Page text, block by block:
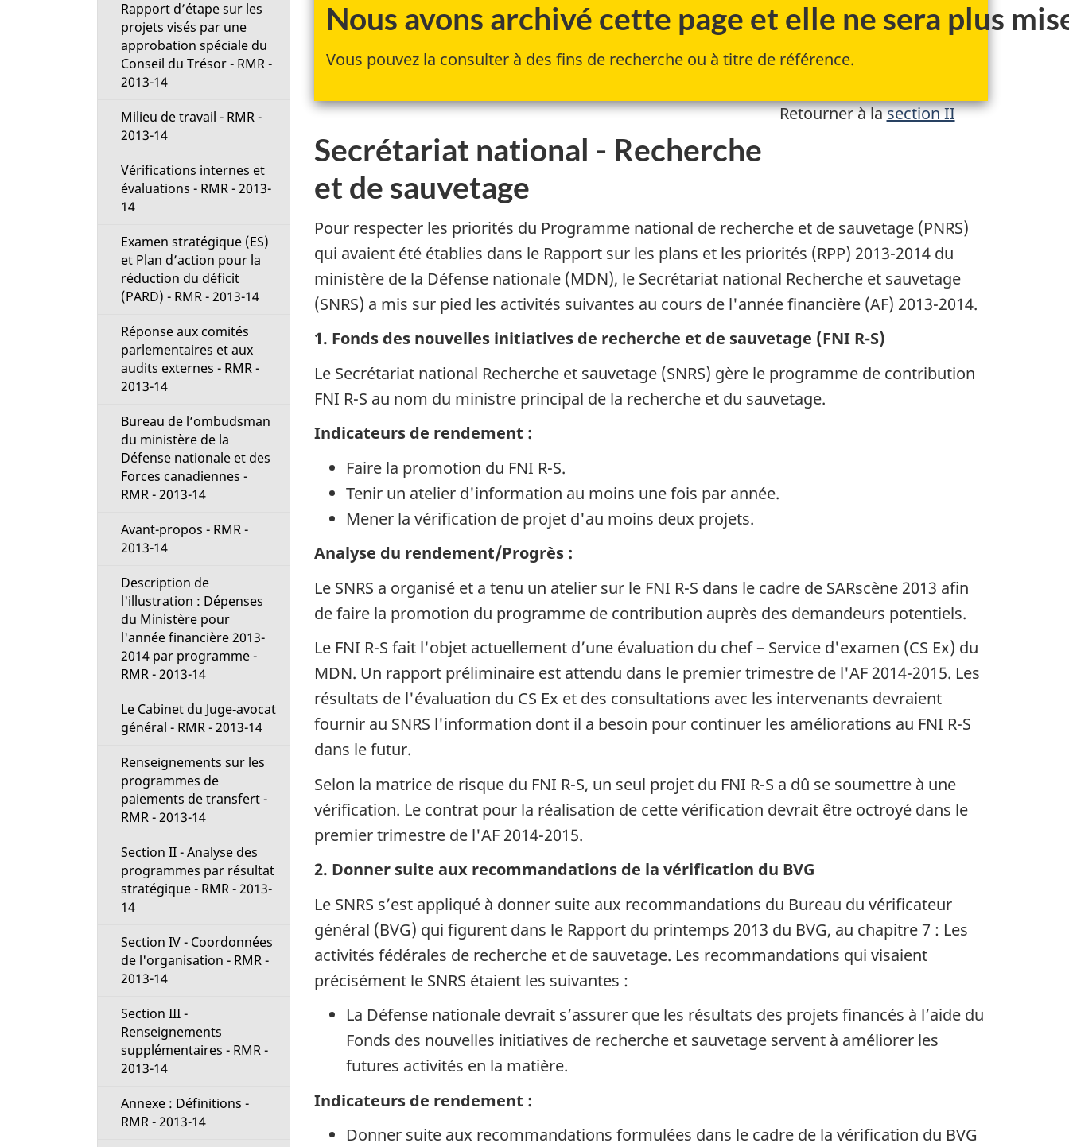
Nous avons archivé cette page et elle ne sera plus
Vous pouvez la consulter à des fins de recherche ou à titre de référence.
Retourner à lasection II
Secrétariat national - Recherche
et de sauvetage
Pour respecter les priorités du Programme national de recherche et de sauvetage (PNRS)
qui avaient été établies dans le Rapport sur les plans et les priorités (RPP) 2013-2014 du
ministère de la Défense nationale (MDN), le Secrétariat national Recherche et sauvetage
(SNRS) a mis sur pied les activités suivantes au cours de l'année financière (AF) 2013-2014.
1. Fonds des nouvelles initiatives de recherche et de sauvetage (FNI R-S)
Le Secrétariat national Recherche et sauvetage (SNRS) gère le programme de contribution
FNI R-S au nom du ministre principal de la recherche et du sauvetage.
Indicateurs de rendement :
Faire la promotion du FNI R-S.
Tenir un atelier d'information au moins une fois par année.
Mener la vérification de projet d'au moins deux projets.
Analyse du rendement/Progrès :
Le SNRS a organisé et a tenu un atelier sur le FNI R-S dans le cadre de SARscène 2013 afin
de faire la promotion du programme de contribution auprès des demandeurs potentiels.
Le FNI R-S fait l'objet actuellement d’une évaluation du chef – Service d'examen (CS Ex) du
MDN. Un rapport préliminaire est attendu dans le premier trimestre de l'AF 2014-2015. Les
résultats de l'évaluation du CS Ex et des consultations avec les intervenants devraient
fournir au SNRS l'information dont il a besoin pour continuer les améliorations au FNI R-S
dans le futur.
Selon la matrice de risque du FNI R-S, un seul projet du FNI R-S a dû se soumettre à une
vérification. Le contrat pour la réalisation de cette vérification devrait être octroyé dans le
premier trimestre de l'AF 2014-2015.
2. Donner suite aux recommandations de la vérification du BVG
Le SNRS s’est appliqué à donner suite aux recommandations du Bureau du vérificateur
général (BVG) qui figurent dans le Rapport du printemps 2013 du BVG, au chapitre 7 : Les
activités fédérales de recherche et de sauvetage. Les recommandations qui visaient
précisément le SNRS étaient les suivantes :
La Défense nationale devrait s’assurer que les résultats des projets financés à l’aide du
Fonds des nouvelles initiatives de recherche et sauvetage servent à améliorer les
futures activités en la matière.
Indicateurs de rendement :
Donner suite aux recommandations formulées dans le cadre de la vérification du BVG
Rapport d’étape sur les
projets visés par une
approbation spéciale du
Conseil du Trésor - RMR -
2013-14
Milieu de travail - RMR -
2013-14
Vérifications internes et
évaluations - RMR - 2013-
14
Examen stratégique (ES)
et Plan d’action pour la
réduction du déficit
(PARD) - RMR - 2013-14
Réponse aux comités
parlementaires et aux
audits externes - RMR -
2013-14
Bureau de l’ombudsman
du ministère de la
Défense nationale et des
Forces canadiennes -
RMR - 2013-14
Avant-propos - RMR -
2013-14
Description de
l'illustration : Dépenses
du Ministère pour
l'année financière 2013-
2014 par programme -
RMR - 2013-14
Le Cabinet du Juge‑avocat
général - RMR - 2013-14
Renseignements sur les
programmes de
paiements de transfert -
RMR - 2013-14
Section II - Analyse des
programmes par résultat
stratégique - RMR - 2013-
14
Section IV - Coordonnées
de l'organisation - RMR -
2013-14
Section III -
Renseignements
supplémentaires - RMR -
2013-14
Annexe : Définitions -
RMR - 2013-14